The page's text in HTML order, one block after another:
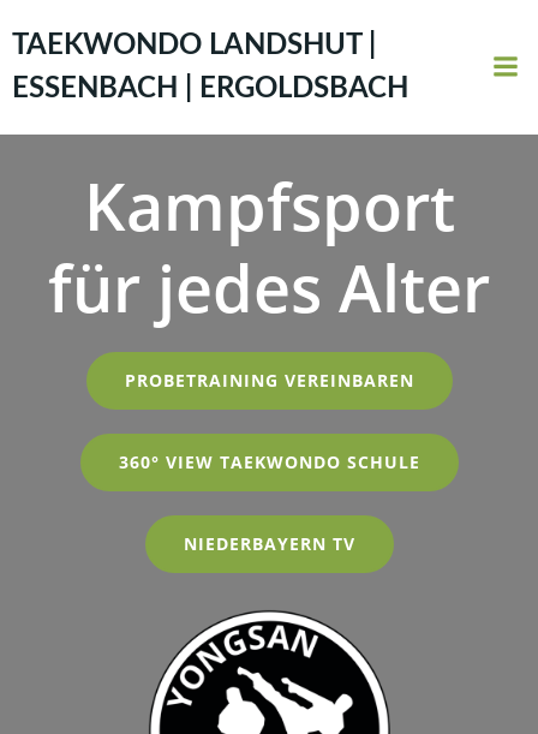
Inhalt
springen
TAEKWONDO LANDSHUT |
ESSENBACH | ERGOLDSBACH
Kampfsport
für jedes Alter
PROBETRAINING VEREINBAREN
360° VIEW TAEKWONDO SCHULE
NIEDERBAYERN TV